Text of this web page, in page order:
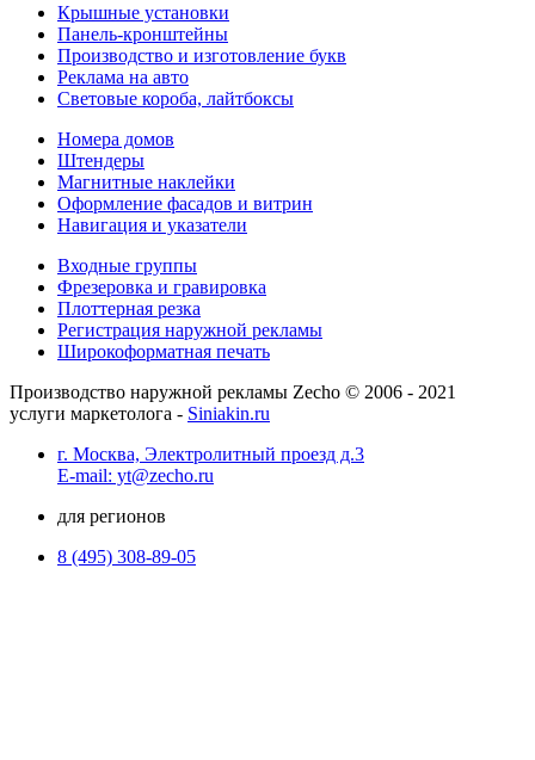
Крышные установки
Панель-кронштейны
Производство и изготовление букв
Реклама на авто
Световые короба, лайтбоксы
Номера домов
Штендеры
Магнитные наклейки
Оформление фасадов и витрин
Навигация и указатели
Входные группы
Фрезеровка и гравировка
Плоттерная резка
Регистрация наружной рекламы
Широкоформатная печать
Производство наружной рекламы Zecho © 2006 - 2021
услуги маркетолога - Siniakin.ru
г. Москва, Электролитный проезд д.3
E-mail: yt@zecho.ru
для регионов
8 (495) 308-89-05